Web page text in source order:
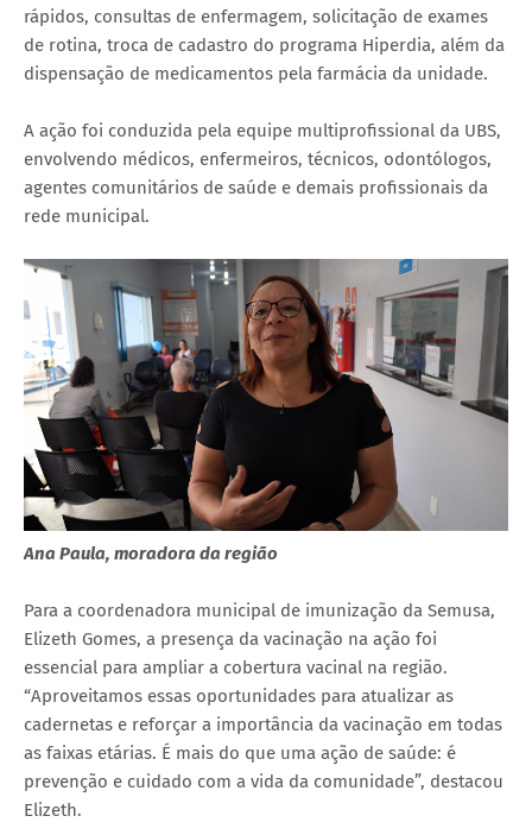
rápidos, consultas de enfermagem, solicitação de exames
de rotina, troca de cadastro do programa Hiperdia, além da
dispensação de medicamentos pela farmácia da unidade.
A ação foi conduzida pela equipe multiprofissional da UBS,
envolvendo médicos, enfermeiros, técnicos, odontólogos,
agentes comunitários de saúde e demais profissionais da
rede municipal.
Ana Paula, moradora da região
Para a coordenadora municipal de imunização da Semusa,
Elizeth Gomes, a presença da vacinação na ação foi
essencial para ampliar a cobertura vacinal na região.
“Aproveitamos essas oportunidades para atualizar as
cadernetas e reforçar a importância da vacinação em todas
as faixas etárias. É mais do que uma ação de saúde: é
prevenção e cuidado com a vida da comunidade”, destacou
Elizeth.